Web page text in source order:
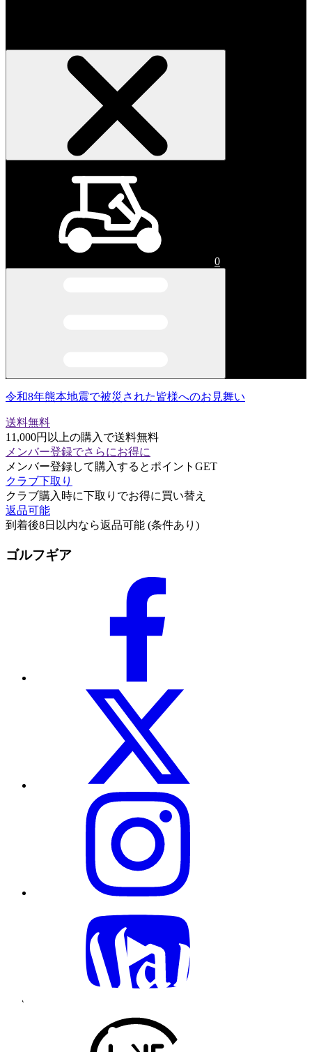
0
令和8年熊本地震で被災された皆様へのお見舞い
送料無料
11,000円以上の購入で送料無料
メンバー登録でさらにお得に
メンバー登録して購入するとポイントGET
クラブ下取り
クラブ購入時に下取りでお得に買い替え
返品可能
到着後8日以内なら返品可能 (条件あり)
ゴルフギア